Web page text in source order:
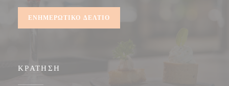
ΕΝΗΜΕΡΩΤΙΚΌ ΔΕΛΤΊΟ
ΚΡΆΤΗΣΗ